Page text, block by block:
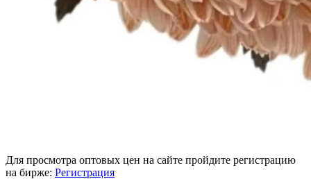
Для просмотра оптовых цен на сайте пройдите регистрацию
на бирже: Регистрация